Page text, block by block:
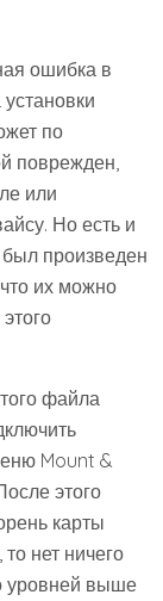
ошибка в
по
поврежден,
или
Но есть и
произведен
их можно
файла
Mount &
этого
карты
нет ничего
уровней выше